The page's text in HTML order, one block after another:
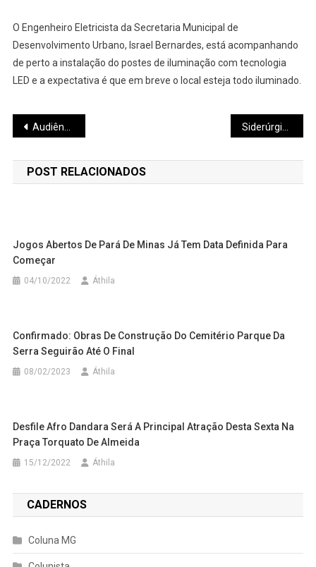
O Engenheiro Eletricista da Secretaria Municipal de
Desenvolvimento Urbano, Israel Bernardes, está acompanhando
de perto a instalação do postes de iluminação com tecnologia
LED e a expectativa é que em breve o local esteja todo iluminado.
Navegação
de
Post
Audiência Pública para discutir problemas do transporte público
POST RELACIONADOS
Jogos Abertos De Pará De Minas Já Tem Data Definida Para
Começar
04/10/2022 Áthila
Confirmado: Obras De Construção Do Cemitério Parque Da
Serra Seguirão Até O Final
08/02/2023 Áthila
Desfile Afro Dandara Será A Principal Atração Desta Sexta Na
Praça Torquato De Almeida
15/12/2022 Áthila
CADERNOS
Coluna MG